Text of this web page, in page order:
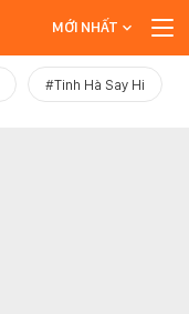
MỚI NHẤT
#Tinh Hà Say Hi